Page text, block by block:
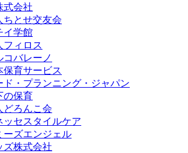
式会社
ちとせ交友会
イ学館
フィロス
バレーノ
保育サービス
ド・プランニング・ジャパン
の保育
どろんこ会
ッセスタイルケア
ーズエンジェル
ズ株式会社